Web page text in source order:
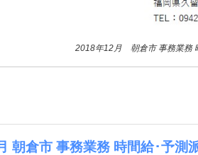
2018年12月 朝倉市 事務業務
朝倉市 事務業務 時間給･予測